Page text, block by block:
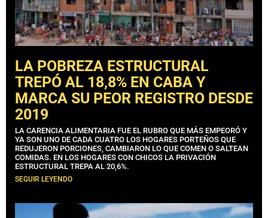
LA POBREZA ESTRUCTURAL
TREPÓ AL 18,8% EN CABA Y
MARCA SU PEOR REGISTRO DESDE
2019
LA CARENCIA ALIMENTARIA FUE EL RUBRO QUE MÁS EMPEORÓ Y
YA SON UNO DE CADA CUATRO LOS HOGARES PORTEÑOS QUE
REDUJERON PORCIONES, CAMBIARON LO QUE COMEN O SALTEAN
COMIDAS. EN LOS HOGARES CON CHICOS LA PRIVACIÓN
ESTRUCTURAL TREPA AL 20,6%.
SEGUIR LEYENDO